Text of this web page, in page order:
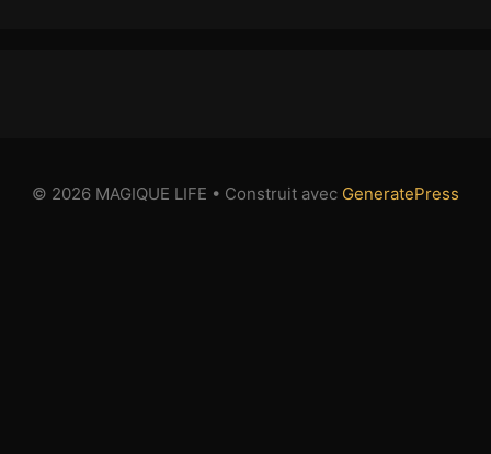
© 2026 MAGIQUE LIFE • Construit avec GeneratePress